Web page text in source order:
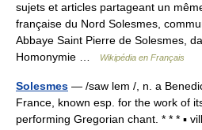
sujets et articles partageant un
française du Nord Solesmes,
Abbaye Saint Pierre de Solesmes,
Homonymie …
Wikipédia en Français
Solesmes — /saw lem /, n. a
France, known esp. for the work of
performing Gregorian chant. * * *